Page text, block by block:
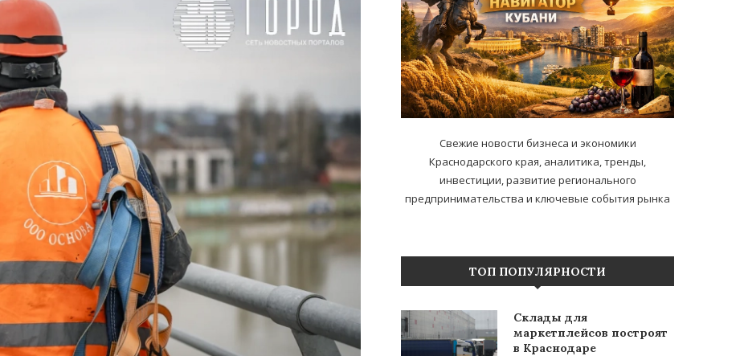
Свежие новости бизнеса и экономики
Краснодарского края, аналитика, тренды,
инвестиции, развитие регионального
предпринимательства и ключевые события рынка
ТОП ПОПУЛЯРНОСТИ
Склады для
маркетплейсов построят
в Краснодаре